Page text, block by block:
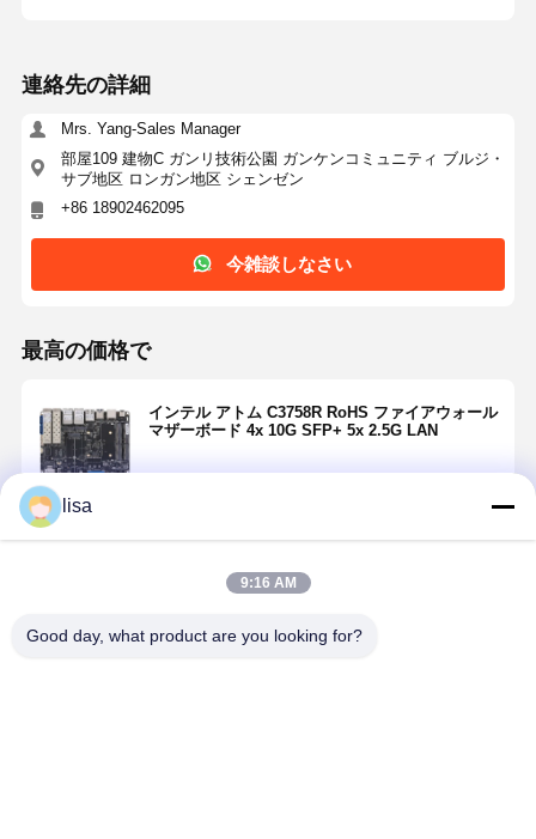
連絡先の詳細
Mrs. Yang-Sales Manager
部屋109 建物C ガンリ技術公園 ガンケンコミュニティ ブルジ・
サブ地区 ロンガン地区 シェンゼン
+86 18902462095
今雑談しなさい
最高の価格で
インテル アトム C3758R RoHS ファイアウォール
マザーボード 4x 10G SFP+ 5x 2.5G LAN
lisa
9:16 AM
Good day, what product are you looking for?